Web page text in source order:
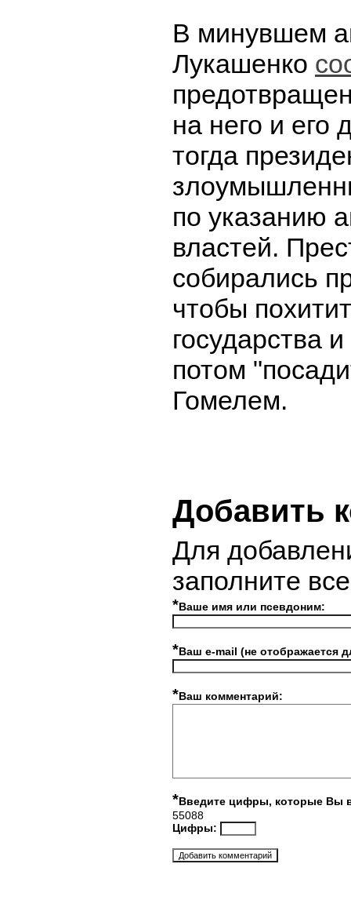
В минувшем
Лукашенко
на него и его
тогда
по указанию
властей.
собирались
чтобы
государства
потом
Гомелем.
Добавить
Для
заполните
*Ваше имя или псевдоним:
*Ваш e-mail (не отображается
*Ваш комментарий:
*Введите цифры, которые Вы
55088
Цифры: